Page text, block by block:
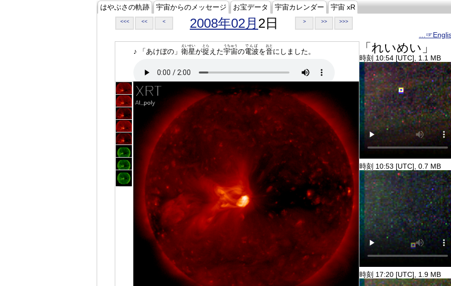
はやぶさの軌跡 宇宙からのメッセージ お宝データ 宇宙カレンダー 宇宙 xR
<<< << < 2008年02月 2日 > >> >>>
♪ 「あけぼの」 衛星
えいせい
が捉
とら
えた宇宙
うちゅう
の電波
でんぱ
を音
おと
にしました。 「れいめい」
時刻 10:54 [UTC], 1.1 MB
時刻 10:53 [UTC], 0.7 MB
時刻 17:20 [UTC], 1.9 MB